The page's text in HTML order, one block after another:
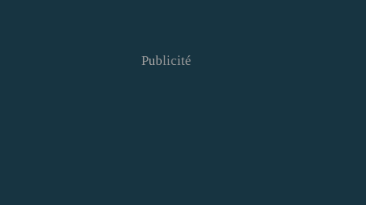
Publicité